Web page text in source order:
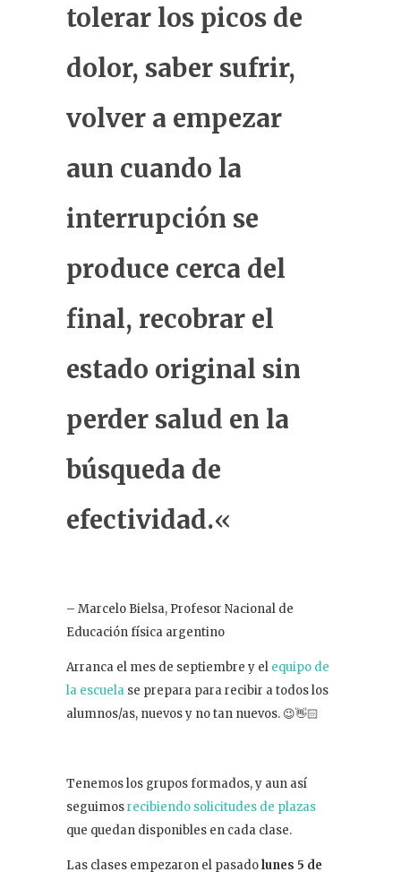
tolerar los picos de
dolor, saber sufrir,
volver a empezar
aun cuando la
interrupción se
produce cerca del
final, recobrar el
estado original sin
perder salud en la
búsqueda de
efectividad.«
– Marcelo Bielsa, Profesor Nacional de
Educación física argentino
Arranca el mes de septiembre y el equipo de
la escuela se prepara para recibir a todos los
alumnos/as, nuevos y no tan nuevos. 😉👋🏻
Tenemos los grupos formados, y aun así
seguimosrecibiendo solicitudes de plazas
que quedan disponibles en cada clase.
Las clases empezaron el pasadolunes 5 de